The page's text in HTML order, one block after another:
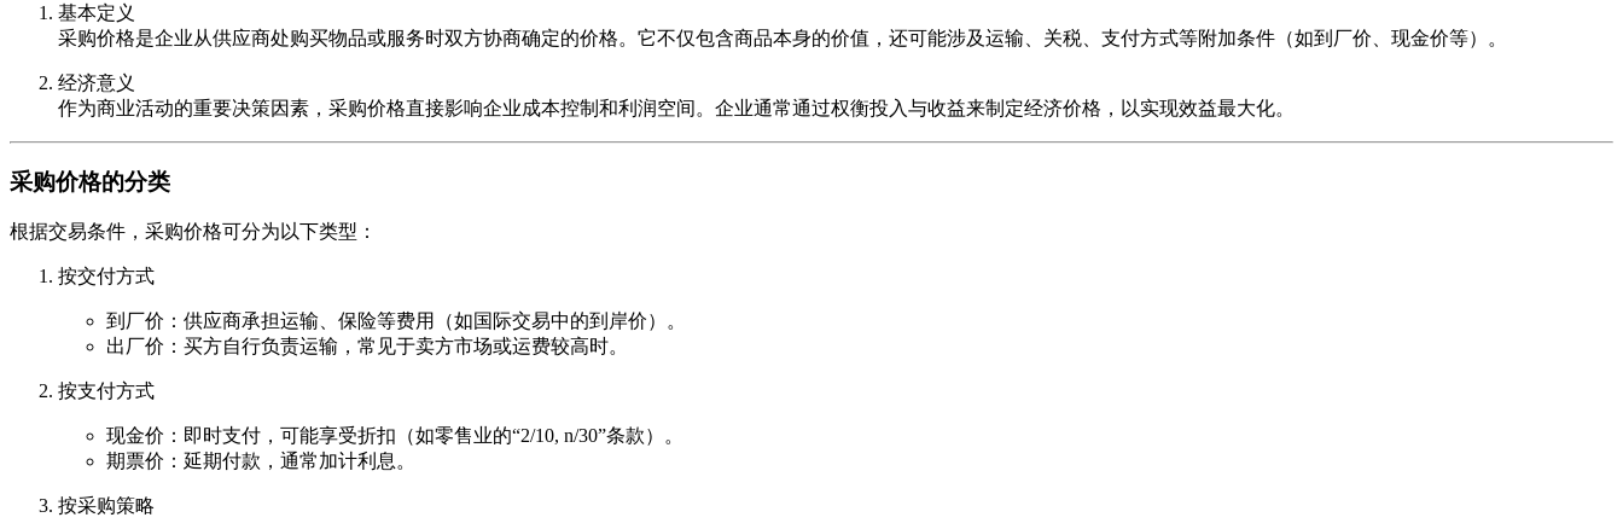
基本定义
采购价格是企业从供应商处购买物品或服务时双方协商确定的价格。它不仅包含商品本身的价值，还可能涉及运输、关税、支付方式等附加条件（如到厂价、现金价等）。
经济意义
作为商业活动的重要决策因素，采购价格直接影响企业成本控制和利润空间。企业通常通过权衡投入与收益来制定经济价格，以实现效益最大化。
采购价格的分类
根据交易条件，采购价格可分为以下类型：
按交付方式
到厂价：供应商承担运输、保险等费用（如国际交易中的到岸价）。
出厂价：买方自行负责运输，常见于卖方市场或运费较高时。
按支付方式
现金价：即时支付，可能享受折扣（如零售业的“2/10, n/30”条款）。
期票价：延期付款，通常加计利息。
按采购策略